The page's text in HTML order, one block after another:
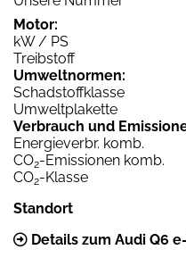
Motor:
kW / PS
Treibstoff
Umweltnormen:
Schadstoffklasse
Umweltplakette
Verbrauch und
Energieverbr. komb.
CO2-Emissionen komb.
CO2-Klasse
Standort
Details zum Audi Q6